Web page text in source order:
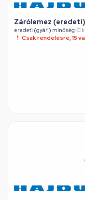
Zárólemez (eredeti)
eredeti (gyári) minőség•
Csak rendelésre, 15